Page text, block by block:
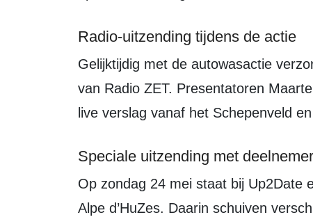
Radio-uitzending tijdens de actie
Gelijktijdig met de autowasactie verzorgde LOZ Radio een speciale uitzending
van Radio ZET. Presentatoren
live verslag vanaf het Schepenveld
Speciale uitzending met
Op zondag 24 mei staat bij Up2Date een speciale uitzending in het teken van
Alpe d’HuZes. Daarin schuiven